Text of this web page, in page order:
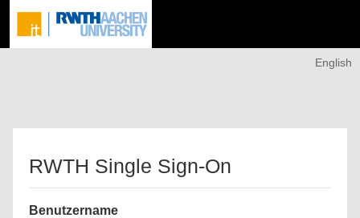
English
RWTH Single Sign-On
Benutzername